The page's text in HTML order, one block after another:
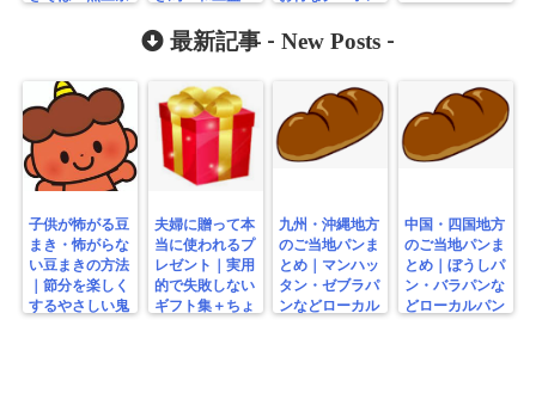
まとめ
最新記事 - New Posts -
子供が怖がる豆
まき・怖がらな
い豆まきの方法
｜節分を楽しく
するやさしい鬼
夫婦に贈って本
当に使われるプ
レゼント｜実用
的で失敗しない
ギフト集＋ちょ
九州・沖縄地方
のご当地パンま
とめ｜マンハッ
タン・ゼブラパ
ンなどローカル
中国・四国地方
のご当地パンま
とめ｜ぼうしパ
ン・バラパンな
どローカルパン